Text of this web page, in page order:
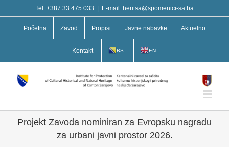
to
Tel: +387 33 475 033 E-mail: heritsa@spomenici-sa.ba
Početna Zavod Propisi Javne nabavke Aktuelno
Kontakt BS EN
Projekt Zavoda nominiran za Evropsku nagradu
za urbani javni prostor 2026.